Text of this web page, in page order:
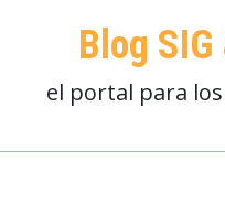
Blog
el portal para